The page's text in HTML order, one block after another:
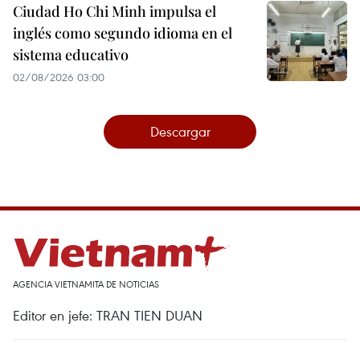
Ciudad Ho Chi Minh impulsa el
inglés como segundo idioma en el
sistema educativo
02/08/2026 03:00
Descargar
AGENCIA VIETNAMITA DE NOTICIAS
Editor en jefe: TRAN TIEN DUAN